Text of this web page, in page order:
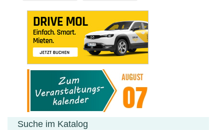
Suche im Katalog